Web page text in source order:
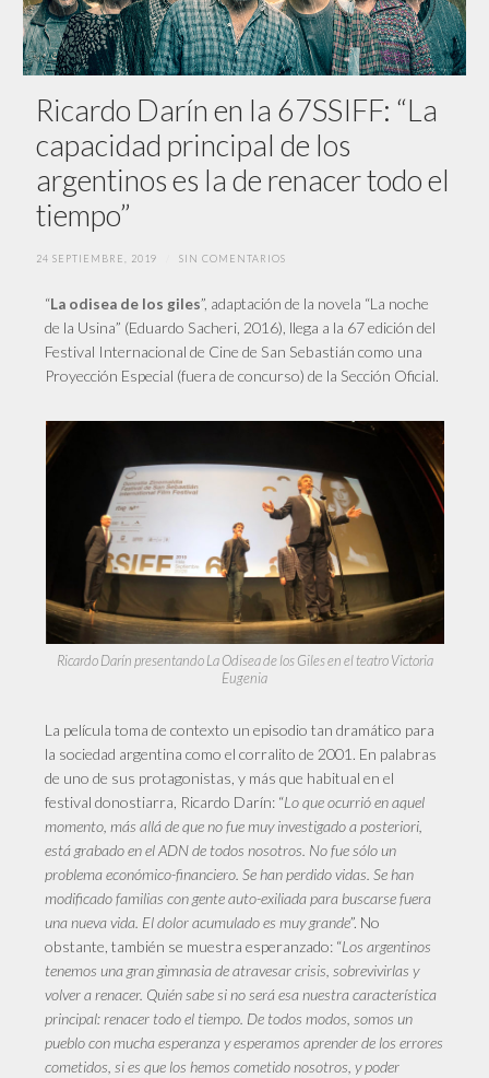
Ricardo Darín en la 67SSIFF: “La
capacidad principal de los
argentinos es la de renacer todo el
tiempo”
24 SEPTIEMBRE, 2019 SIN COMENTARIOS
“La odisea de los giles”, adaptación de la novela “La noche
de la Usina” (Eduardo Sacheri, 2016), llega a la 67 edición del
Festival Internacional de Cine de San Sebastián como una
Proyección Especial (fuera de concurso) de la Sección Oficial.
Ricardo Darín presentando La Odisea de los Giles en el teatro Victoria
Eugenia
La película toma de contexto un episodio tan dramático para
la sociedad argentina como el corralito de 2001. En palabras
de uno de sus protagonistas, y más que habitual en el
festival donostiarra, Ricardo Darín: “Lo que ocurrió en aquel
momento, más allá de que no fue muy investigado a posteriori,
está grabado en el ADN de todos nosotros. No fue sólo un
problema económico-financiero. Se han perdido vidas. Se han
modificado familias con gente auto-exiliada para buscarse fuera
una nueva vida. El dolor acumulado es muy grande”. No
obstante, también se muestra esperanzado: “Los argentinos
tenemos una gran gimnasia de atravesar crisis, sobrevivirlas y
volver a renacer. Quién sabe si no será esa nuestra característica
principal: renacer todo el tiempo. De todos modos, somos un
pueblo con mucha esperanza y esperamos aprender de los errores
cometidos, si es que los hemos cometido nosotros, y poder